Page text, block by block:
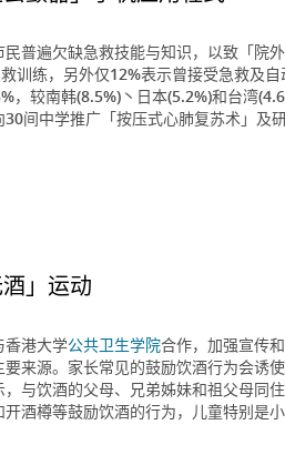
普遍欠缺急救技能与知识，以致「院
训练，另外仅12%表示曾接受急救及
较南韩(8.5%)丶日本(5.2%)和台湾
间中学推广「按压式心肺复苏术」及
」运动
香港大学公共卫生学院合作，加强宣传
来源。家长常见的鼓励饮酒行为会诱
与饮酒的父母、兄弟姊妹和祖父母同
酒樽等鼓励饮酒的行为，儿童特别是